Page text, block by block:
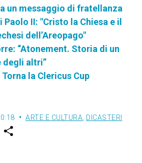
un messaggio di fratellanza
Paolo II: "Cristo la Chiesa e il
dell’Areopago"
“Atonement. Storia di un
degli altri”
Torna la Clericus Cup
ARTE E CULTURA DICASTERI
w